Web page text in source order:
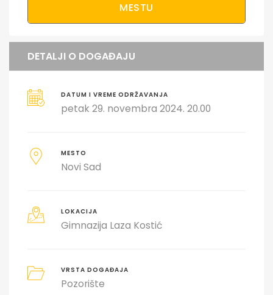
MESTU
DETALJI O DOGAĐAJU
DATUM I VREME ODRŽAVANJA
petak 29. novembra 2024. 20.00
MESTO
Novi Sad
LOKACIJA
Gimnazija Laza Kostić
VRSTA DOGAĐAJA
Pozorište